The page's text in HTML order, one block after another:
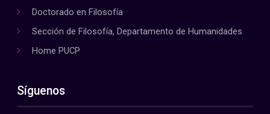
Doctorado en Filosofía
Sección de Filosofía, Departamento de Humanidades
Home PUCP
Síguenos